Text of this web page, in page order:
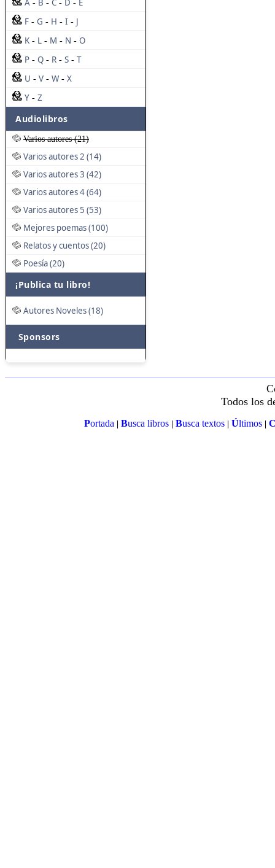
A - B - C - D - E
F - G - H - I - J
K - L - M - N - O
P - Q - R - S - T
U - V - W - X
Y - Z
Audiolibros
Varios autores (21)
Varios autores 2 (14)
Varios autores 3 (42)
Varios autores 4 (64)
Varios autores 5 (53)
Mejores poemas (100)
Relatos y cuentos (20)
Poesía (20)
¡Publica tu libro!
Autores Noveles (18)
Sponsors
Todos los
Portada| Busca libros| Busca textos| Últimos|